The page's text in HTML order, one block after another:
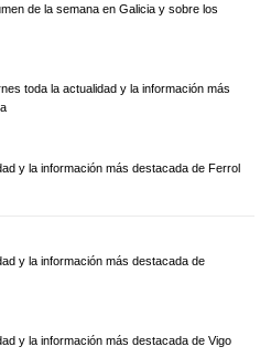
de la semana en Galicia y sobre los
toda la actualidad y la información más
y la información más destacada de Ferrol
y la información más destacada de
y la información más destacada de Vigo